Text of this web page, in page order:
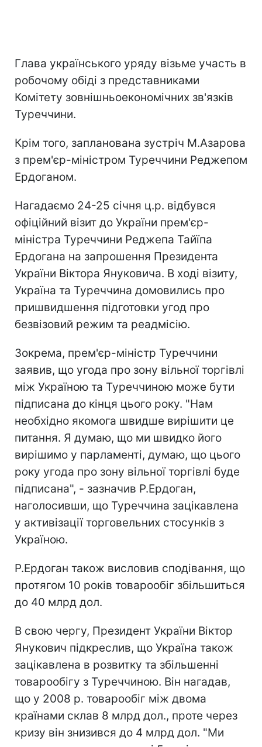
Глава українського уряду візьме участь в
робочому обіді з представниками
Комітету зовнішньоекономічних зв'язків
Туреччини.
Крім того, запланована зустріч М.Азарова
з прем'єр-міністром Туреччини Реджепом
Ердоганом.
Нагадаємо 24-25 січня ц.р. відбувся
офіційний візит до України прем'єр-
міністра Туреччини Реджепа Тайїпа
Ердогана на запрошення Президента
України Віктора Януковича. В ході візиту,
Україна та Туреччина домовились про
пришвидшення підготовки угод про
безвізовий режим та реадмісію.
Зокрема, прем'єр-міністр Туреччини
заявив, що угода про зону вільної торгівлі
між Україною та Туреччиною може бути
підписана до кінця цього року. "Нам
необхідно якомога швидше вирішити це
питання. Я думаю, що ми швидко його
вирішимо у парламенті, думаю, що цього
року угода про зону вільної торгівлі буде
підписана", - зазначив Р.Ердоган,
наголосивши, що Туреччина зацікавлена
у активізації торговельних стосунків з
Україною.
Р.Ердоган також висловив сподівання, що
протягом 10 років товарообіг збільшиться
до 40 млрд дол.
В свою чергу, Президент України Віктор
Янукович підкреслив, що Україна також
зацікавлена в розвитку та збільшенні
товарообігу з Туреччиною. Він нагадав,
що у 2008 р. товарообіг між двома
країнами склав 8 млрд дол., проте через
кризу він знизився до 4 млрд дол. "Ми